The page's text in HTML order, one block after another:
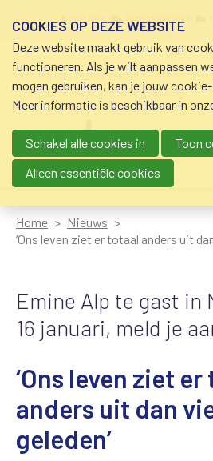
schuldhulp • sociaal krediet •
budgetbeheer • beschermingsbewind
Main navigation
Home
Nieuws
‘Ons leven ziet er totaal anders uit
Emine Alp te gast in
16 januari, meld je
‘Ons leven ziet
anders uit dan
geleden’
COOKIES OP DEZE WEBSITE
Deze website maakt gebruik van
functioneren. Als je wilt aanpassen
mogen gebruiken, kan je jouw
Meer informatie is beschikbaar in
Schakel alle cookies in
Toon
Alleen essentiële cookies